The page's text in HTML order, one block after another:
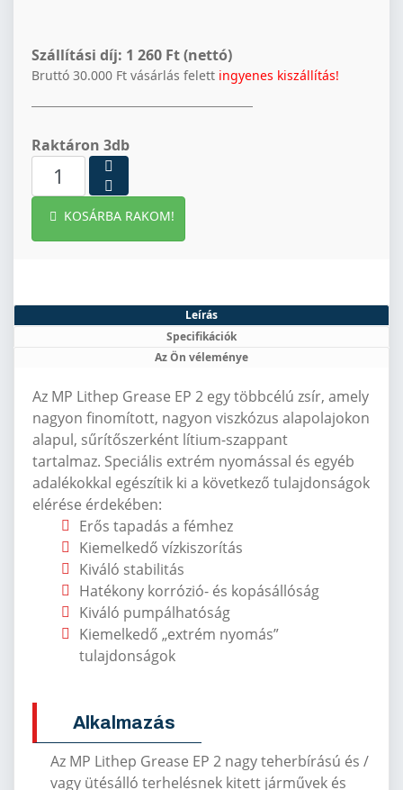
Szállítási díj: 1 260 Ft (nettó)
Bruttó 30.000 Ft vásárlás felett ingyenes kiszállítás!
Raktáron 3db
KOSÁRBA RAKOM!
Leírás
Specifikációk
Az Ön véleménye
Az MP Lithep Grease EP 2 egy többcélú zsír, amely
nagyon finomított, nagyon viszkózus alapolajokon
alapul, sűrítőszerként lítium-szappant
tartalmaz. Speciális extrém nyomással és egyéb
adalékokkal egészítik ki a következő tulajdonságok
elérése érdekében:
Erős tapadás a fémhez
Kiemelkedő vízkiszorítás
Kiváló stabilitás
Hatékony korrózió- és kopásállóság
Kiváló pumpálhatóság
Kiemelkedő „extrém nyomás”
tulajdonságok
Alkalmazás
Az MP Lithep Grease EP 2 nagy teherbírású és /
vagy ütésálló terhelésnek kitett járművek és